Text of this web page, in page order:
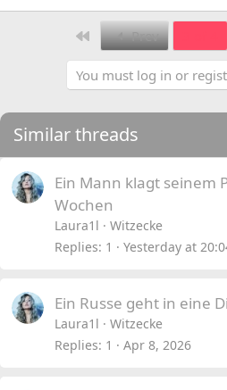
First Prev
You must log in or
Similar threads
Ein Mann klagt seinem
Wochen
Laura1l
Witzecke
Replies 1 Yesterday at
Ein Russe geht in eine
Laura1l
Witzecke
Replies 1 Apr 8, 2026